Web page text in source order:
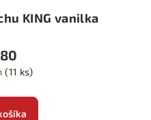
KING vanilka
(11 ks)